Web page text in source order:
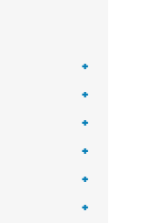
+
+
+
+
+
+